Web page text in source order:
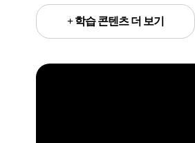
+ 학습 콘텐츠 더 보기
성공을 향한 비상!!